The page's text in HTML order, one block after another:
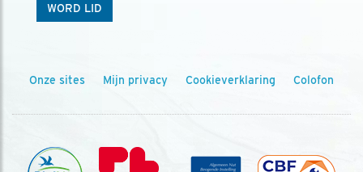
WORD LID
Onze sites Mijn privacy Cookieverklaring Colofon